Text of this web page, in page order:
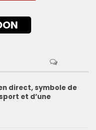
direct, symbole de
et d’une